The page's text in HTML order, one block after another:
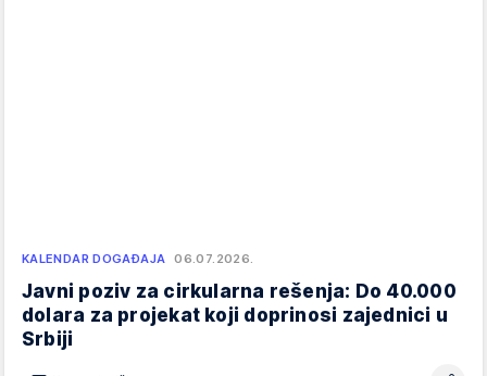
KALENDAR DOGAĐAJA 06.07.2026.
Javni poziv za cirkularna rešenja: Do 40.000
dolara za projekat koji doprinosi zajednici u
Srbiji